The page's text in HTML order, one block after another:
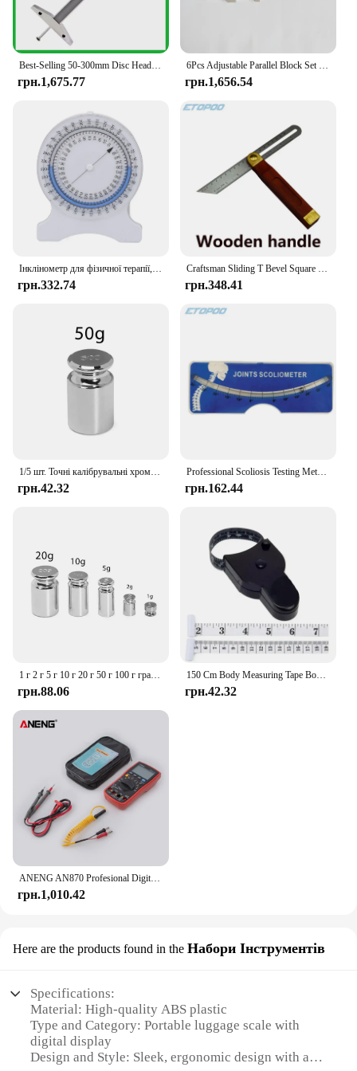
Best-Selling 50-300mm Disc Head Digital Display Depth Gauges curacy 0.01mm Accurate Measurement
грн.1,675.77
6Pcs Adjustable Parallel Block Set Steel 3/8~2-1/4in Adjustment Range for Accurate Measurement Parallel Pad, parallel set block
грн.1,656.54
Інклінометр для фізичної терапії, бульбашка без витоку, точні вимірювання для студентів, професіоналів, інклінометр без витоків
грн.332.74
Craftsman Sliding T Bevel Square Gauge Protractor Angle Transfer Tool With Bubble For Accurate Angles
грн.348.41
1/5 шт. Точні калібрувальні хромовані ваги Ваги 1 г 2 г 5 г 10 г 20 г 50 г 100 г Ваги для зважування домашніх інструментів
грн.42.32
Professional Scoliosis Testing Meter Scoliosis Test Meter Scoliosis Measurement Accurate Data Back Spine Diagnosis
грн.162.44
1 г 2 г 5 г 10 г 20 г 50 г 100 г грамів Точна калібрування Хромована вага Ваги для домашнього кухонного інструменту 1/5 шт.
грн.88.06
150 Cm Body Measuring Tape Body Measurement Tape Accurate Body Tape Measure Soft Retractable Measuring Tape Push Button Retract
грн.42.32
ANENG AN870 Profesional Digital Multimeter 19999 Counts True Rms AC/DC Voltage Current NCV Transistor Accurate Auto Range Tester
грн.1,010.42
Here are the products found in the Набори Інструментів
Specifications:
Material: High-quality ABS plastic
Type and Category: Portable luggage scale with
digital display
Design and Style: Sleek, ergonomic design with a